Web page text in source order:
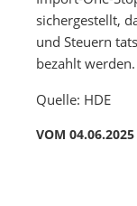
sichergestellt,
und Steuern
bezahlt werden.
Quelle: HDE
VOM 04.06.2025